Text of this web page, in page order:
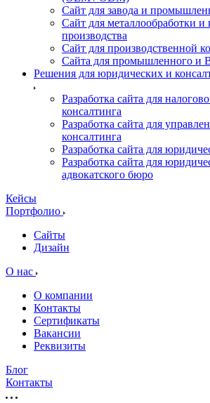
Сайт для завода и
Сайт для металлообработки и
производства
Сайт для производственной
Сайта для промышленного и
Решения для юридических и
Разработка сайта для
консалтинга
Разработка сайта для
консалтинга
Разработка сайта для
Разработка сайта для
адвокатского бюро
Кейсы
Портфолио
Сайты
Дизайн
О нас
О компании
Контакты
Сертификаты
Вакансии
Реквизиты
Блог
Контакты